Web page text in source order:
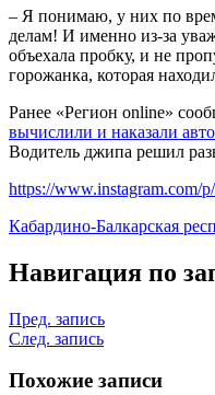
– Я понимаю, у них по
делам! И именно из-за
объехала пробку, и не
горожанка, которая
Ранее «Регион online»
вычислили и наказали
Водитель джипа решил
https://www.instagram.com/
Кабардино-Балкарская
Навигация по
Пред. запись
След. запись
Похожие записи